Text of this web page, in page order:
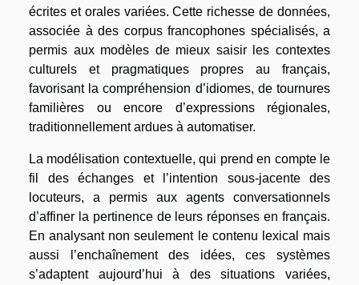
écrites et orales variées. Cette richesse de données,
associée à des corpus francophones spécialisés, a
permis aux modèles de mieux saisir les contextes
culturels et pragmatiques propres au français,
favorisant la compréhension d’idiomes, de tournures
familières ou encore d’expressions régionales,
traditionnellement ardues à automatiser.
La modélisation contextuelle, qui prend en compte le
fil des échanges et l’intention sous-jacente des
locuteurs, a permis aux agents conversationnels
d’affiner la pertinence de leurs réponses en français.
En analysant non seulement le contenu lexical mais
aussi l’enchaînement des idées, ces systèmes
s’adaptent aujourd’hui à des situations variées,